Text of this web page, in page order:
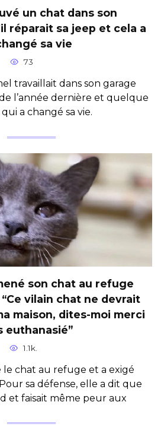
un chat dans son
réparait sa jeep et cela a
sa vie
73
travaillait dans son garage
l’année dernière et quelque
a changé sa vie.
son chat au refuge
vilain chat ne devrait
maison, dites-moi merci
euthanasié”
1.1k.
le chat au refuge et a exigé
sa défense, elle a dit que
et faisait même peur aux